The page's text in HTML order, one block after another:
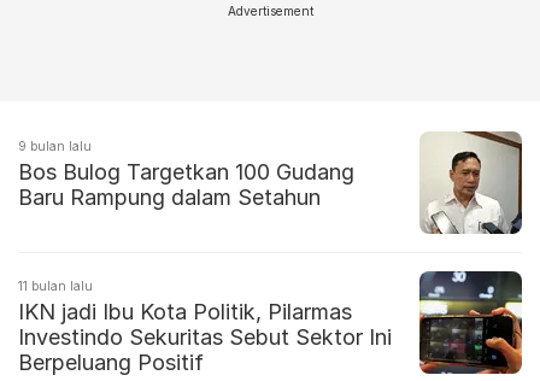
Advertisement
9 bulan lalu
Bos Bulog Targetkan 100 Gudang
Baru Rampung dalam Setahun
11 bulan lalu
IKN jadi Ibu Kota Politik, Pilarmas
Investindo Sekuritas Sebut Sektor Ini
Berpeluang Positif